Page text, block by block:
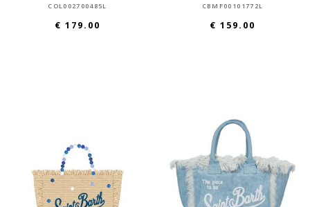
COL002700485L
€ 179.00
CBMF00101772L
€ 159.00